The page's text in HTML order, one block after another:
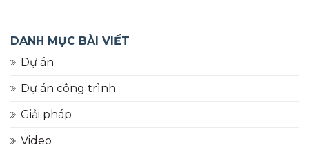
DANH MỤC BÀI VIẾT
Dự án
Dự án công trình
Giải pháp
Video